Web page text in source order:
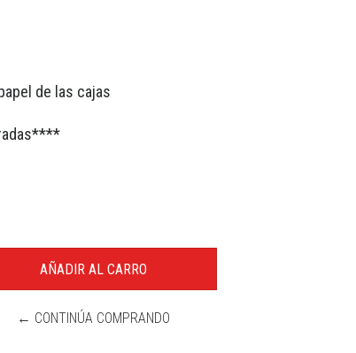
de las cajas
← CONTINÚA COMPRANDO